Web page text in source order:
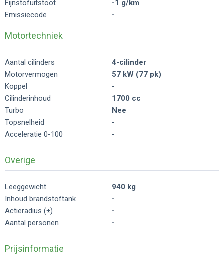
Fijnstofuitstoot
-1 g/km
Emissiecode
-
Motortechniek
Aantal cilinders
4-cilinder
Motorvermogen
57 kW (77 pk)
Koppel
-
Cilinderinhoud
1700 cc
Turbo
Nee
Topsnelheid
-
Acceleratie 0-100
-
Overige
Leeggewicht
940 kg
Inhoud brandstoftank
-
Actieradius (±)
-
Aantal personen
-
Prijsinformatie